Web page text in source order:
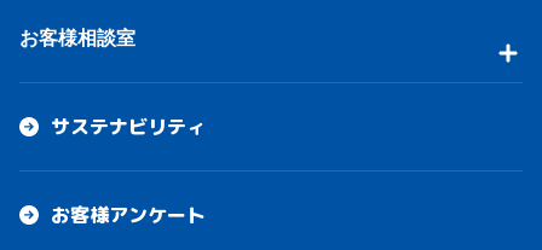
お客様相談室
サステナビリティ
お客様アンケート